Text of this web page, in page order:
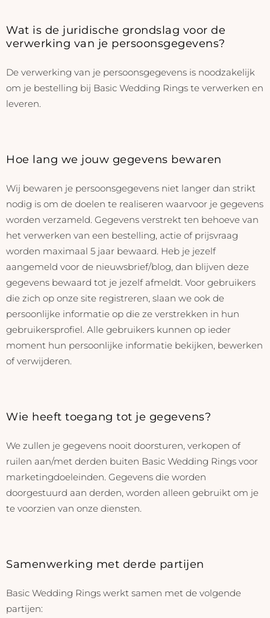
Wat is de juridische grondslag voor de
verwerking van je persoonsgegevens?
De verwerking van je persoonsgegevens is noodzakelijk
om je bestelling bij Basic Wedding Rings te verwerken en
leveren.
Hoe lang we jouw gegevens bewaren
Wij bewaren je persoonsgegevens niet langer dan strikt
nodig is om de doelen te realiseren waarvoor je gegevens
worden verzameld. Gegevens verstrekt ten behoeve van
het verwerken van een bestelling, actie of prijsvraag
worden maximaal 5 jaar bewaard. Heb je jezelf
aangemeld voor de nieuwsbrief/blog, dan blijven deze
gegevens bewaard tot je jezelf afmeldt. Voor gebruikers
die zich op onze site registreren, slaan we ook de
persoonlijke informatie op die ze verstrekken in hun
gebruikersprofiel. Alle gebruikers kunnen op ieder
moment hun persoonlijke informatie bekijken, bewerken
of verwijderen.
Wie heeft toegang tot je gegevens?
We zullen je gegevens nooit doorsturen, verkopen of
ruilen aan/met derden buiten Basic Wedding Rings voor
marketingdoeleinden. Gegevens die worden
doorgestuurd aan derden, worden alleen gebruikt om je
te voorzien van onze diensten.
Samenwerking met derde partijen
Basic Wedding Rings werkt samen met de volgende
partijen: